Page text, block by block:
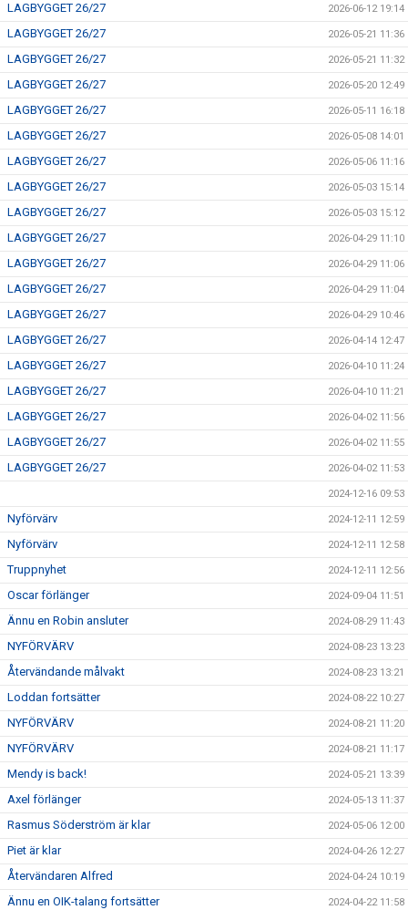
LAGBYGGET 26/27 2026-06-12 19:14
LAGBYGGET 26/27 2026-05-21 11:36
LAGBYGGET 26/27 2026-05-21 11:32
LAGBYGGET 26/27 2026-05-20 12:49
LAGBYGGET 26/27 2026-05-11 16:18
LAGBYGGET 26/27 2026-05-08 14:01
LAGBYGGET 26/27 2026-05-06 11:16
LAGBYGGET 26/27 2026-05-03 15:14
LAGBYGGET 26/27 2026-05-03 15:12
LAGBYGGET 26/27 2026-04-29 11:10
LAGBYGGET 26/27 2026-04-29 11:06
LAGBYGGET 26/27 2026-04-29 11:04
LAGBYGGET 26/27 2026-04-29 10:46
LAGBYGGET 26/27 2026-04-14 12:47
LAGBYGGET 26/27 2026-04-10 11:24
LAGBYGGET 26/27 2026-04-10 11:21
LAGBYGGET 26/27 2026-04-02 11:56
LAGBYGGET 26/27 2026-04-02 11:55
LAGBYGGET 26/27 2026-04-02 11:53
2024-12-16 09:53
Nyförvärv 2024-12-11 12:59
Nyförvärv 2024-12-11 12:58
Truppnyhet 2024-12-11 12:56
Oscar förlänger 2024-09-04 11:51
Ännu en Robin ansluter 2024-08-29 11:43
NYFÖRVÄRV 2024-08-23 13:23
Återvändande målvakt 2024-08-23 13:21
Loddan fortsätter 2024-08-22 10:27
NYFÖRVÄRV 2024-08-21 11:20
NYFÖRVÄRV 2024-08-21 11:17
Mendy is back! 2024-05-21 13:39
Axel förlänger 2024-05-13 11:37
Rasmus Söderström är klar 2024-05-06 12:00
Piet är klar 2024-04-26 12:27
Återvändaren Alfred 2024-04-24 10:19
Ännu en OIK-talang fortsätter 2024-04-22 11:58